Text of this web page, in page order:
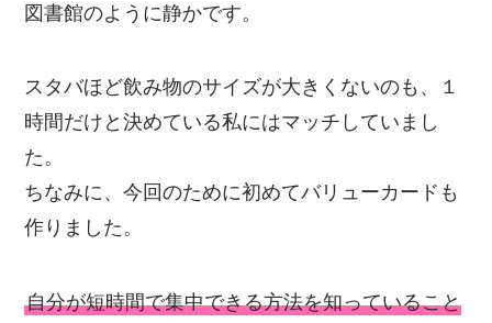
図書館のように静かです。
スタバほど飲み物のサイズが大きくないのも、１
時間だけと決めている私にはマッチしていまし
た。
ちなみに、今回のために初めてバリューカードも
作りました。
自分が短時間で集中できる方法を知っていること